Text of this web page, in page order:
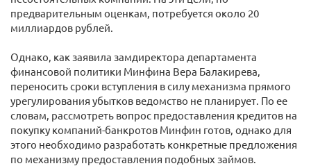
предварительным оценкам, потребуется около 20
миллиардов рублей.
Однако, как заявила замдиректора департамента
финансовой политики Минфина Вера Балакирева,
переносить сроки вступления в силу механизма прямого
урегулирования убытков ведомство не планирует. По ее
словам, рассмотреть вопрос предоставления кредитов на
покупку компаний-банкротов Минфин готов, однако для
этого необходимо разработать конкретные предложения
по механизму предоставления подобных займов.